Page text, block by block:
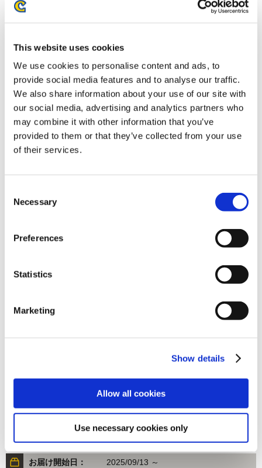
This website uses cookies
We use cookies to personalise content and ads, to
provide social media features and to analyse our traffic.
We also share information about your use of our site with
our social media, advertising and analytics partners who
may combine it with other information that you’ve
provided to them or that they’ve collected from your use
of their services.
Selection
Necessary
Preferences
Statistics
Marketing
Show details
Allow all cookies
Use necessary cookies only
(税込)
モンスターハンターワイルズ アクリルスタンド モモムック
リセット
在庫：○ |132ポイント
在庫：× |132ポイント
お届け開始日： 2025/09/13 ～